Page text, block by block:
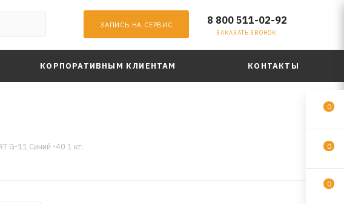
ЗАПИСЬ НА СЕРВИС 8 800 511-02-92
ЗАКАЗАТЬ ЗВОНОК
КОРПОРАТИВНЫМ КЛИЕНТАМ КОНТАКТЫ
G-11 Синий -40 1 кг.
0
0
0